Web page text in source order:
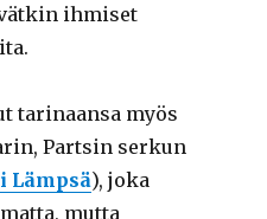
ihmiset
tarinaansa myös
Partsin serkun
Lämpsä), joka
mutta